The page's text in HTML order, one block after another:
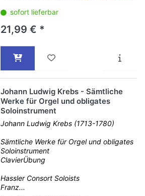
sofort lieferbar
21,99 € *
Johann Ludwig Krebs - Sämtliche
Werke für Orgel und obligates
Soloinstrument
Johann Ludwig Krebs (1713-1780)
Sämtliche Werke für Orgel und obligates
Soloinstrument
ClavierÜbung
Hassler Consort Soloists
Franz...